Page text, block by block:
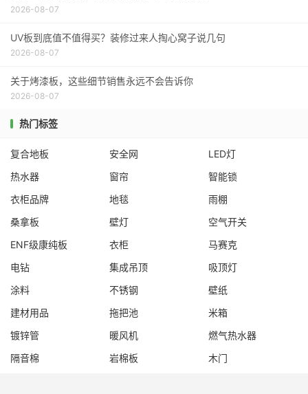
2026-08-07
UV板到底值不值得买？装修过来人掏心窝子说几句
2026-08-07
关于烤漆板，这些细节销售永远不会告诉你
2026-08-07
热门标签
复合地板 安全网
LED灯
热水器
窗帘
智能锁
衣柜品牌
地毯
雨棚
桑拿板
壁灯
空气开关
ENF级康纯板
衣柜
马赛克
电钻
集成吊顶
吸顶灯
涂料
不锈钢
壁纸
建材用品
拖把池
米箱
镀锌管
暖风机
燃气热水器
隔音棉
岩棉板 木门